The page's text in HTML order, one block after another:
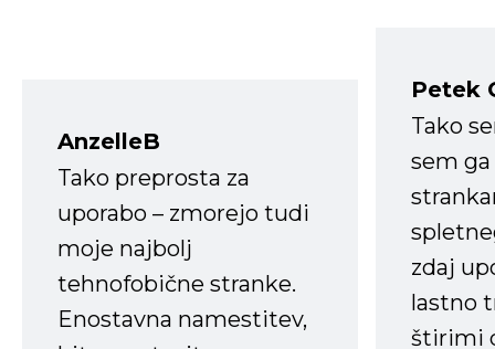
AnzelleB
Tako preprosta za
uporabo – zmorejo tudi
moje najbolj
tehnofobične stranke.
Enostavna namestitev,
Petek
Tako
sem
zdaj
lastno
štirimi